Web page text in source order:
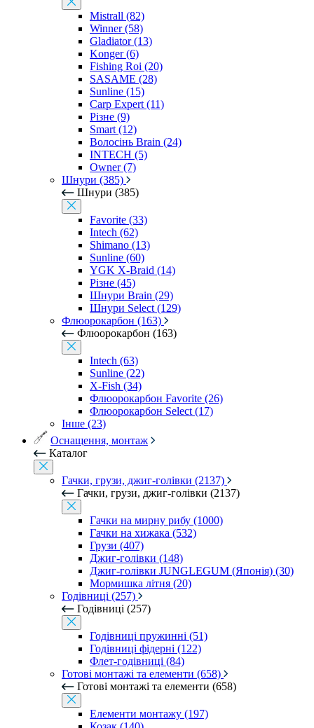
Mistrall (82)
Winner (58)
Gladiator (13)
Konger (6)
Fishing Roi (20)
SASAME (28)
Sunline (15)
Carp Expert (11)
Різне (9)
Smart (12)
Волосінь Brain (24)
INTECH (5)
Owner (7)
Шнури (385)
Шнури (385)
Favorite (33)
Intech (62)
Shimano (13)
Sunline (60)
YGK X-Braid (14)
Різне (45)
Шнури Brain (29)
Шнури Select (129)
Флюорокарбон (163)
Флюорокарбон (163)
Intech (63)
Sunline (22)
X-Fish (34)
Флюорокарбон Favorite (26)
Флюорокарбон Select (17)
Інше (23)
Оснащення, монтаж
Каталог
Гачки, грузи, джиг-голівки (2137)
Гачки, грузи, джиг-голівки (2137)
Гачки на мирну рибу (1000)
Гачки на хижака (532)
Грузи (407)
Джиг-голівки (148)
Джиг-голівки JUNGLEGUM (Японія) (30)
Мормишка літня (20)
Годівниці (257)
Годівниці (257)
Годівниці пружинні (51)
Годівниці фідерні (122)
Флет-годівниці (84)
Готові монтажі та елементи (658)
Готові монтажі та елементи (658)
Елементи монтажу (197)